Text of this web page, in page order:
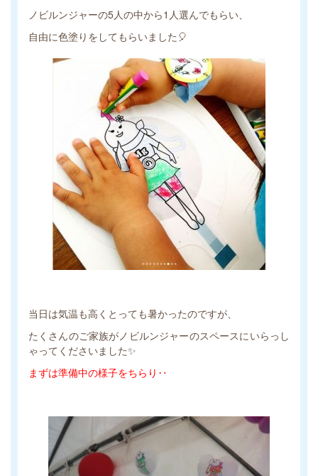
ノビルンジャーの5人の中から1人選んでもらい、
自由に色塗りをしてもらいました🎈
当日は気温も高くとっても暑かったのですが、
たくさんのご家族がノビルンジャーのスペースにいらっし
ゃってくださいました✨
まずは準備中の様子をちらり‥